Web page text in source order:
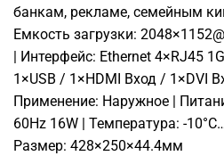
банкам, рекламе, семейным
Емкость загрузки:
| Интерфейс: Ethernet 4×RJ45
1×USB / 1×HDMI Вход / 1×DVI
Применение: Наружное |
60Hz 16W | Температура: -
Размер: 428×250×44.4мм